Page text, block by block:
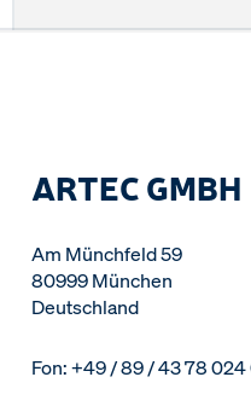
ARTEC GMBH
Am Münchfeld 59
80999 München
Deutschland
Fon: +49 / 89 / 43 78 024